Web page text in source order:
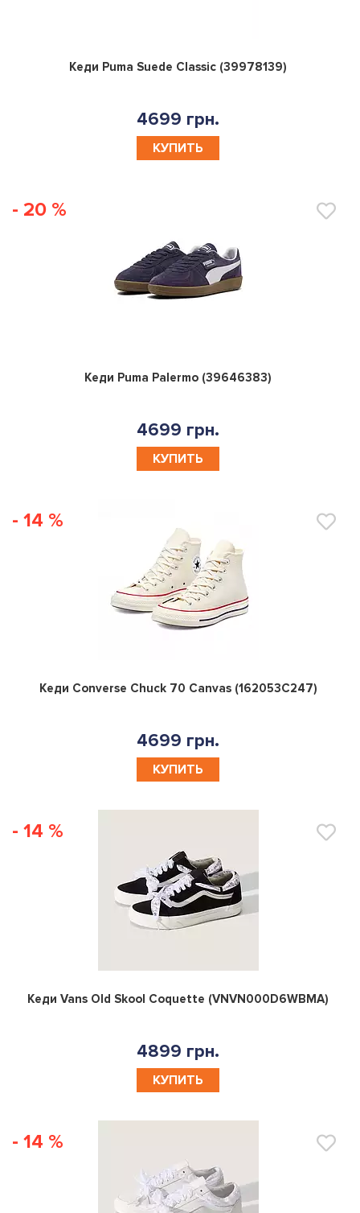
0
Кеди Puma Suede Classic (39978139)
4699 грн.
КУПИТЬ
- 20 %
0
Кеди Puma Palermo (39646383)
4699 грн.
КУПИТЬ
- 14 %
0
Кеди Converse Chuck 70 Canvas (162053C247)
4699 грн.
КУПИТЬ
- 14 %
0
Кеди Vans Old Skool Coquette (VNVN000D6WBMA)
4899 грн.
КУПИТЬ
- 14 %